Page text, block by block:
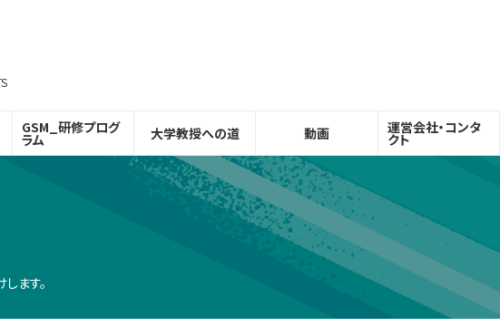
GSM_研修プログ
ラム 大学教授への道 動画 運営会社・コンタ
クト
ます。